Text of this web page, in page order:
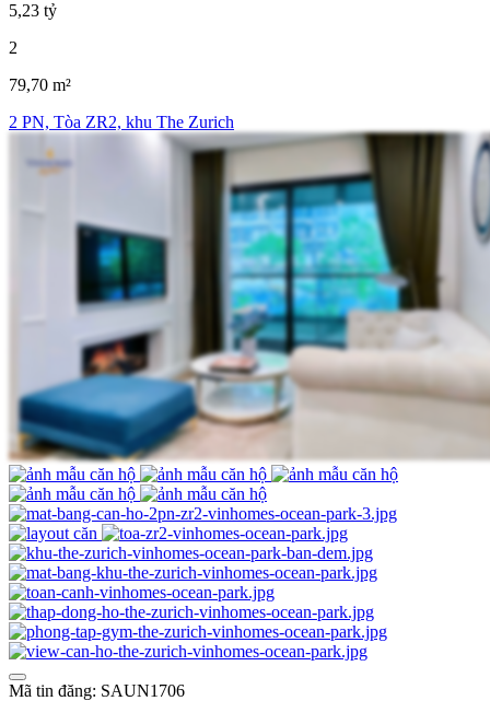
5,23 tỷ
2
79,70 m²
2 PN, Tòa ZR2, khu The Zurich
Mã tin đăng: SAUN1706